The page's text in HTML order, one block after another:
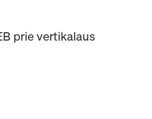
prie vertikalaus